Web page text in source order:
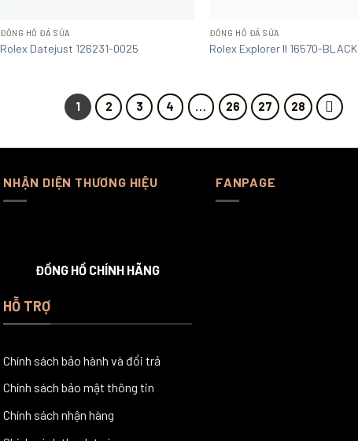
ĐỒNG HỒ ĐÃ SỬA
Rolex Datejust 126231-0025
ĐỒNG HỒ ĐÃ SỬA
Rolex Explorer II 16570-BLACK
1 2 3 4 … 26 27 28
NHẬN DIỆN THƯƠNG HIỆU
ĐỒNG HỒ CHÍNH HÃNG
HỖ TRỢ
Chính sách bảo hành và đổi trả
Chính sách bảo mật thông tin
Chính sách nhận hàng
FANPAGE